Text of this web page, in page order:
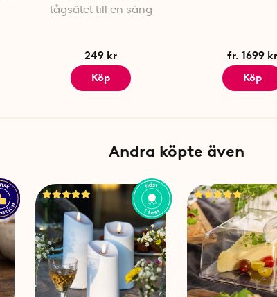
tågsätet till en säng
249 kr
Köp
fr. 1699 kr
Köp
Andra köpte även